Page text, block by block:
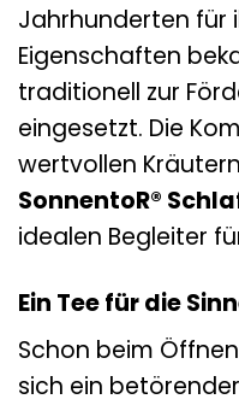
Jahrhunderten für
Eigenschaften
traditionell zur
eingesetzt. Die
wertvollen
SonnentoR®
idealen Begleiter
Ein Tee für die
Schon beim
sich ein